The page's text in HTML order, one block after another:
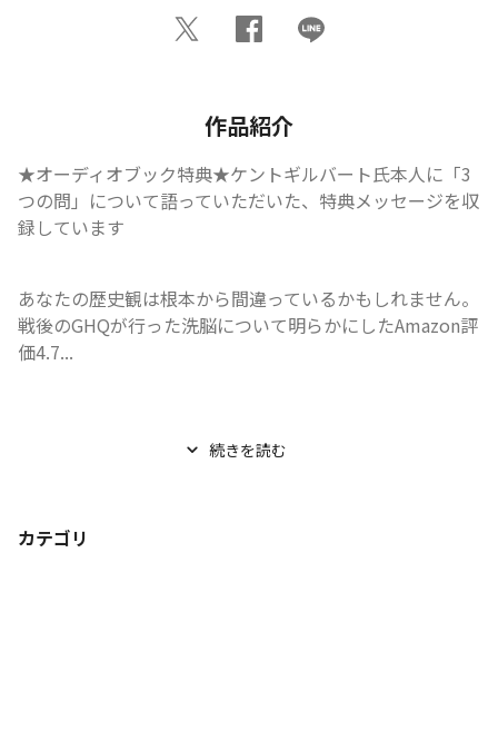
作品紹介
★オーディオブック特典★ケントギルバート氏本人に「3
つの問」について語っていただいた、特典メッセージを収
録しています
あなたの歴史観は根本から間違っているかもしれません。
戦後のGHQが行った洗脳について明らかにしたAmazon評
価4.7...
続きを読む
カテゴリ